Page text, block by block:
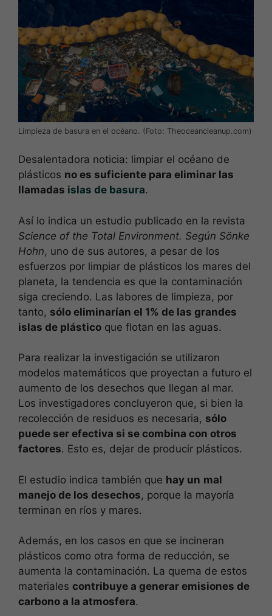
Limpieza de basura en el océano. (Foto: Theoceancleanup.com)
Desalentadora noticia: limpiar el océano de
plásticos no es suficiente para eliminar las
llamadas islas de basura.
Así lo indica un estudio publicado en la revista
Science of the Total Environment. Según Sönke
Hohn, uno de sus autores, a pesar de los
esfuerzos por limpiar de plásticos los mares del
planeta, la tendencia es que la contaminación
siga creciendo. Las labores de limpieza, por
tanto, sólo eliminarían el 1% de las grandes
islas de plástico que flotan en las aguas.
Para realizar la investigación se utilizaron
modelos matemáticos que proyectan a futuro el
aumento de los desechos que llegan al mar.
Los investigadores concluyeron que, si bien la
recolección de residuos es necesaria, sólo
puede ser efectiva si se combina con otros
factores. Esto es, dejar de producir plásticos.
El estudio indica también que hay un mal
manejo de los desechos, porque la mayoría
terminan en ríos y mares.
Además, en los casos en que se incineran
plásticos como otra forma de reducción, se
aumenta la contaminación. La quema de estos
materiales contribuye a generar emisiones de
carbono a la atmosfera.